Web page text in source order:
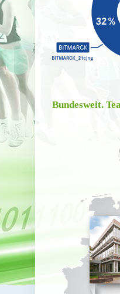
Bundesweit.